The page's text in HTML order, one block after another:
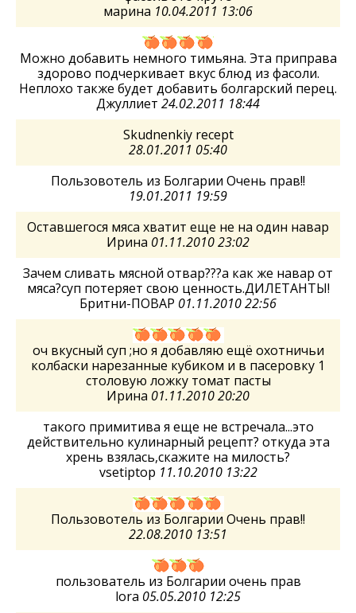
марина 10.04.2011 13:06
Можно добавить немного тимьяна. Эта приправа
здорово подчеркивает вкус блюд из фасоли.
Неплохо также будет добавить болгарский перец.
Джуллиет 24.02.2011 18:44
Skudnenkiy recept
28.01.2011 05:40
Пользовотель из Болгарии Очень прав!!
19.01.2011 19:59
Оставшегося мяса хватит еще не на один навар
Ирина 01.11.2010 23:02
Зачем сливать мясной отвар???а как же навар от
мяса?суп потеряет свою ценность.ДИЛЕТАНТЫ!
Бритни-ПОВАР 01.11.2010 22:56
оч вкусный суп ;но я добавляю ещё охотничьи
колбаски нарезанные кубиком и в пасеровку 1
столовую ложку томат пасты
Ирина 01.11.2010 20:20
такого примитива я еще не встречала...это
действительно кулинарный рецепт? откуда эта
хрень взялась,скажите на милость?
vsetiptop 11.10.2010 13:22
Пользовотель из Болгарии Очень прав!!
22.08.2010 13:51
пользователь из Болгарии очень прав
lora 05.05.2010 12:25